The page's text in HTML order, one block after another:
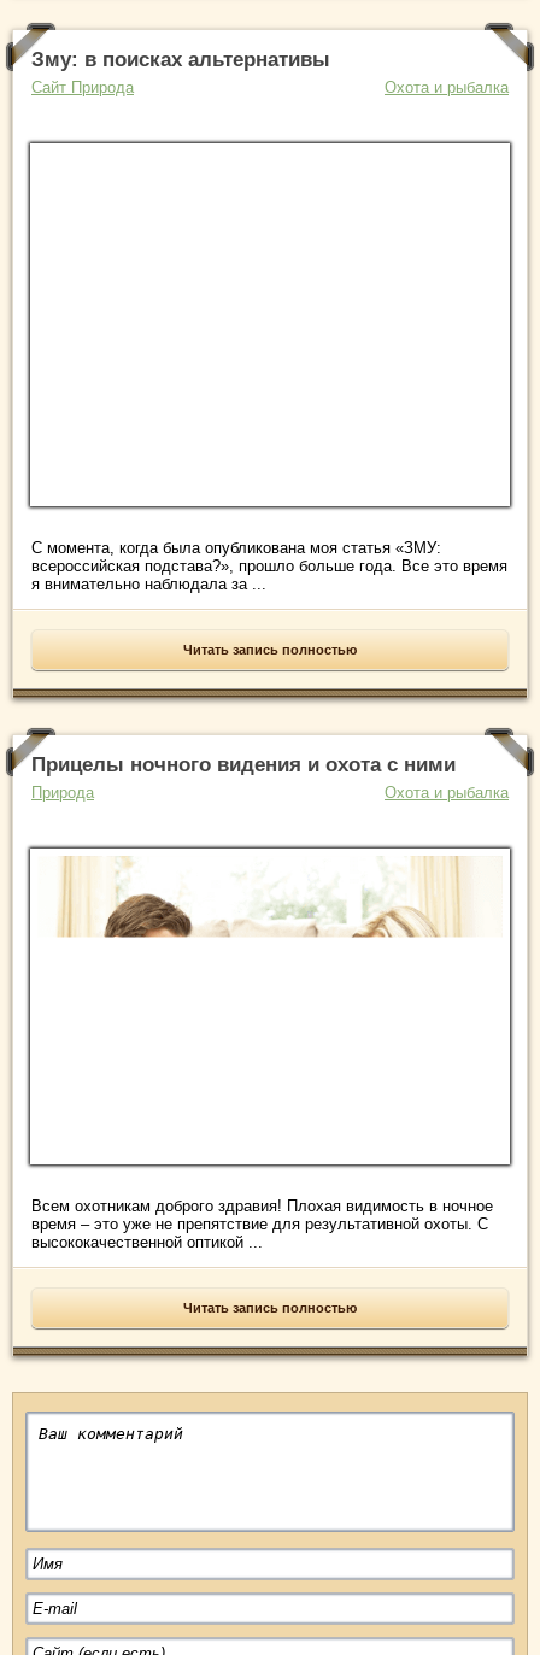
Зму: в поисках альтернативы
Сайт Природа Охота и рыбалка
С момента, когда была опубликована моя статья «ЗМУ:
всероссийская подстава?», прошло больше года. Все это время
я внимательно наблюдала за ...
Читать запись полностью
Прицелы ночного видения и охота с ними
Природа Охота и рыбалка
Всем охотникам доброго здравия! Плохая видимость в ночное
время – это уже не препятствие для результативной охоты. С
высококачественной оптикой ...
Читать запись полностью